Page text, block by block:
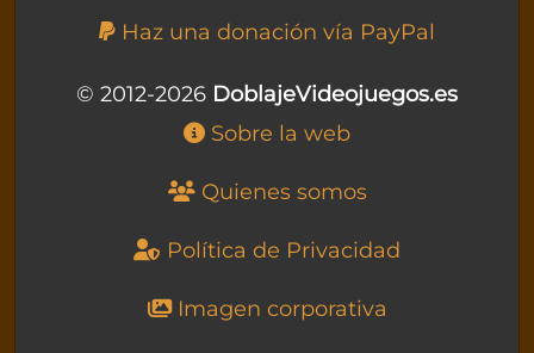
Haz una donación vía PayPal
© 2012-2026 DoblajeVideojuegos.es
Sobre la web
Quienes somos
Política de Privacidad
Imagen corporativa